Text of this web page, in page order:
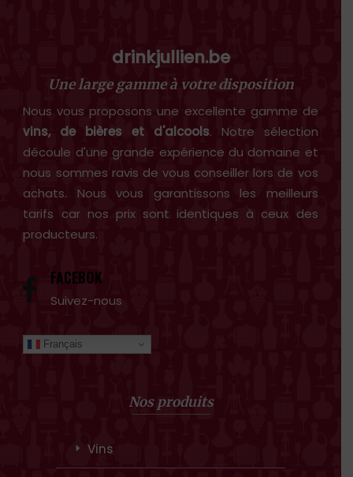
drinkjullien.be
Une large gamme à votre disposition
Nous vous proposons une excellente gamme de
vins, de bières et d'alcools. Notre sélection
découle d'une grande expérience du domaine et
nous sommes ravis de vous conseiller lors de vos
achats. Nous vous garantissons les meilleurs
tarifs car nos prix sont identiques à ceux des
producteurs.
FACEBOK
Suivez-nous
Français
Nos produits
Vins